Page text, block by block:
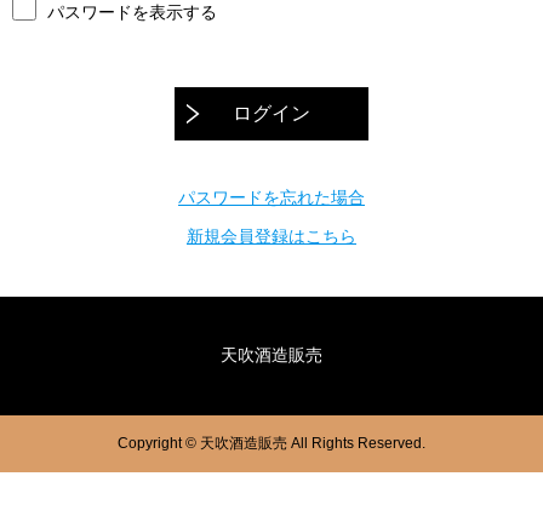
パスワードを表示する
ログイン
パスワードを忘れた場合
新規会員登録はこちら
天吹酒造販売
Copyright © 天吹酒造販売 All Rights Reserved.